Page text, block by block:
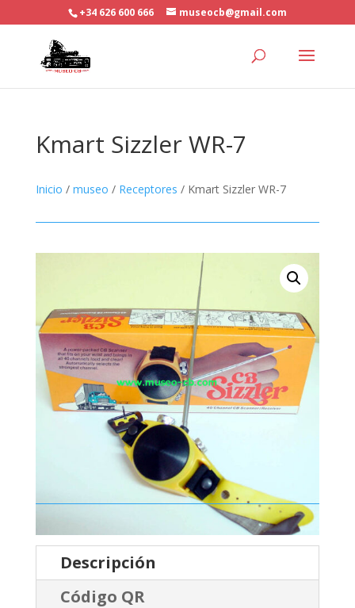
+34 626 600 666 museocb@gmail.com
Kmart Sizzler WR-7
Inicio / museo / Receptores / Kmart Sizzler WR-7
Descripción
Código QR